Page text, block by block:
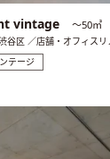
vintage 〜50㎡
谷区 ／店舗・オフィスリ
テージ